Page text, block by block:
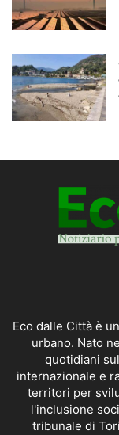
Eco dalle Città è
urbano. Nato
quotidiani
internazionale e
territori per
l'inclusione
tribunale di